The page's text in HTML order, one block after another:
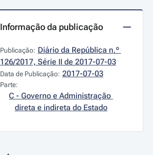
Informação da publicação
Publicação: Diário da República n.º
126/2017, Série II de 2017-07-03
Data de Publicação: 2017-07-03
Parte:
C - Governo e Administração
direta e indireta do Estado